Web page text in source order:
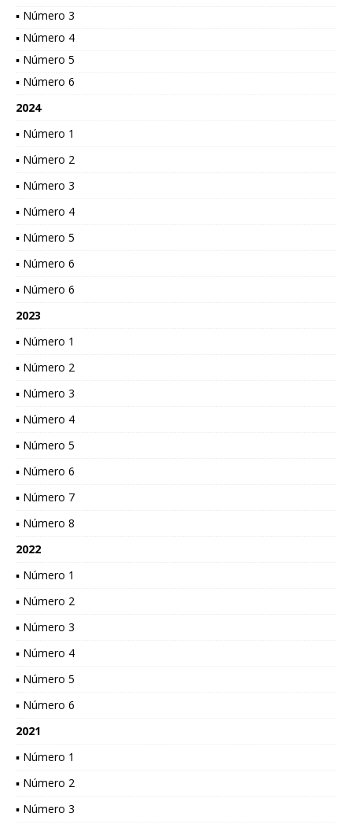
▪ Número 3
▪ Número 4
▪ Número 5
▪ Número 6
2024
▪ Número 1
▪ Número 2
▪ Número 3
▪ Número 4
▪ Número 5
▪ Número 6
▪ Número 6
2023
▪ Número 1
▪ Número 2
▪ Número 3
▪ Número 4
▪ Número 5
▪ Número 6
▪ Número 7
▪ Número 8
2022
▪ Número 1
▪ Número 2
▪ Número 3
▪ Número 4
▪ Número 5
▪ Número 6
2021
▪ Número 1
▪ Número 2
▪ Número 3